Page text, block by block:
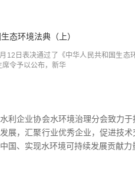
态环境法典（上）
12日表决通过了《中华人民共和国生态
令予以公布，新华
利企业协会水环境治理分会致力
展，汇聚行业优秀企业，促进技
国、实现水环境可持续发展贡献力